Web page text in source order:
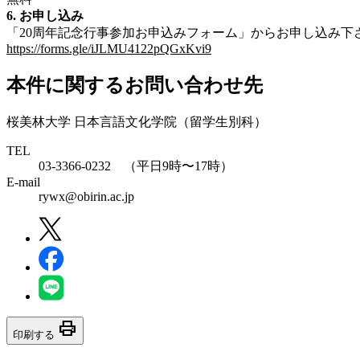
6. お申し込み
「20周年記念行事参加お申込みフォーム」からお申し込み下
https://forms.gle/iJLMU4122pQGxKvi9
本件に関するお問い合わせ先
桜美林大学 日本言語文化学院（留学生別科）
TEL
03-3366-0232 （平日9時〜17時）
E-mail
rywx@obirin.ac.jp
印刷する print